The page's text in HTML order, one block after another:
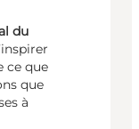
du
ce que
que
à